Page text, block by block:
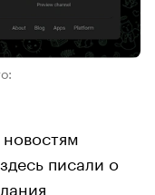
писали о